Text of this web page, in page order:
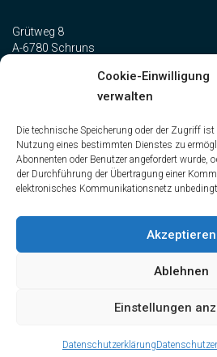
Cookie-Einwilligung
verwalten
Die technische Speicherung oder der Zugriff
Nutzung eines bestimmten Dienstes zu
Abonnenten oder Benutzer angefordert wurde,
der Durchführung der Übertragung einer
elektronisches Kommunikationsnetz
Akzeptieren
Ablehnen
Einstellungen
Datenschutzerklärung
Grütweg 8
A-6780 Schruns
Telefax: +43 5556 73327-10
office@vallaster-steuerberatung.at